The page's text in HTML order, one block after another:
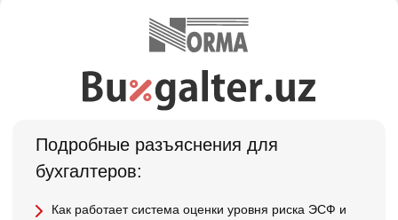
Подробные разъяснения для
бухгалтеров:
Как работает система оценки уровня риска ЭСФ и